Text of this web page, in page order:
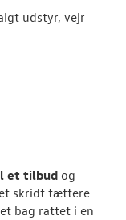
udstyr, vejr
et tilbud og
skridt tættere
bag rattet i en